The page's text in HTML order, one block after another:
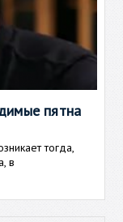
пятна
тогда,
в